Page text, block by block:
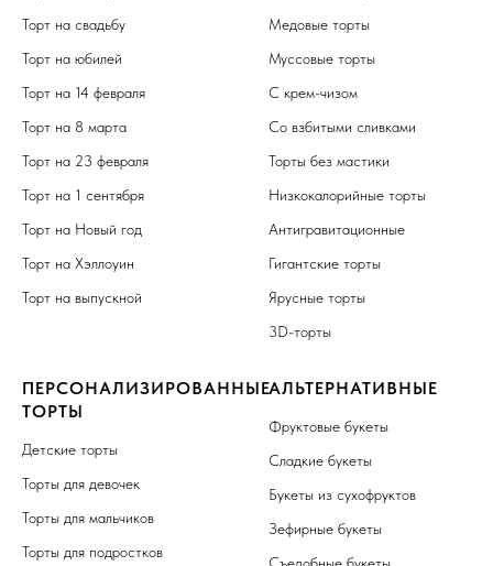
Торт на свадьбу
Торт на юбилей
Торт на 14 февраля
Торт на 8 марта
Торт на 23 февраля
Торт на 1 сентября
Торт на Новый год
Торт на Хэллоуин
Торт на выпускной
Медовые торты
Муссовые торты
С крем-чизом
Со взбитыми сливками
Торты без мастики
Низкокалорийные торты
Антигравитационные
Гигантские торты
Ярусные торты
3D-торты
ПЕРСОНАЛИЗИРОВАННЫЕ
ТОРТЫ
Детские торты
Торты для девочек
Торты для мальчиков
Торты для подростков
АЛЬТЕРНАТИВНЫЕ
Фруктовые букеты
Сладкие букеты
Букеты из сухофруктов
Зефирные букеты
Съедобные букеты